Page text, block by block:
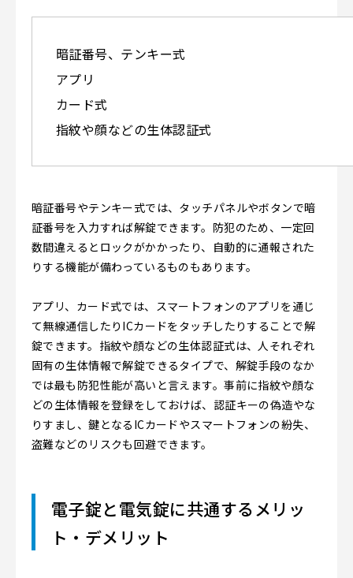
暗証番号、テンキー式
アプリ
カード式
指紋や顔などの生体認証式
暗証番号やテンキー式では、タッチパネルやボタンで暗
証番号を入力すれば解錠できます。防犯のため、一定回
数間違えるとロックがかかったり、自動的に通報された
りする機能が備わっているものもあります。
アプリ、カード式では、スマートフォンのアプリを通じ
て無線通信したりICカードをタッチしたりすることで解
錠できます。指紋や顔などの生体認証式は、人それぞれ
固有の生体情報で解錠できるタイプで、解錠手段のなか
では最も防犯性能が高いと言えます。事前に指紋や顔な
どの生体情報を登録をしておけば、認証キーの偽造やな
りすまし、鍵となるICカードやスマートフォンの紛失、
盗難などのリスクも回避できます。
電子錠と電気錠に共通するメリッ
ト・デメリット